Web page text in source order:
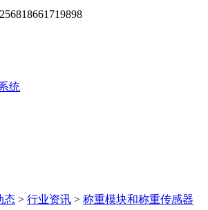
18661719898
统
态 > 行业资讯 > 称重模块和称重传感器